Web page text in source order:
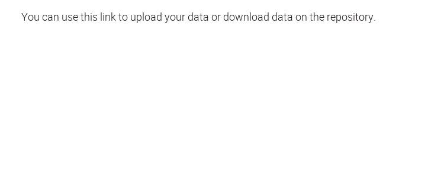
You can use this link to upload your data or download data on the repository.